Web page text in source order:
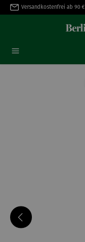
springen
Versandkostenfrei ab 90 €